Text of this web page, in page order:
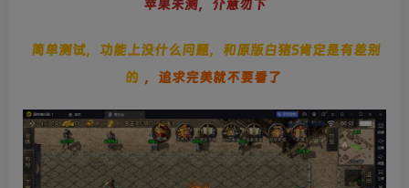
苹果未测，介意勿下
简单测试，功能上没什么问题，和原版白猪5肯定是有差别
的 ，追求完美就不要看了